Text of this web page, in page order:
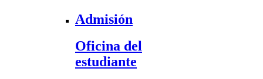
Admisión
Oficina del
estudiante